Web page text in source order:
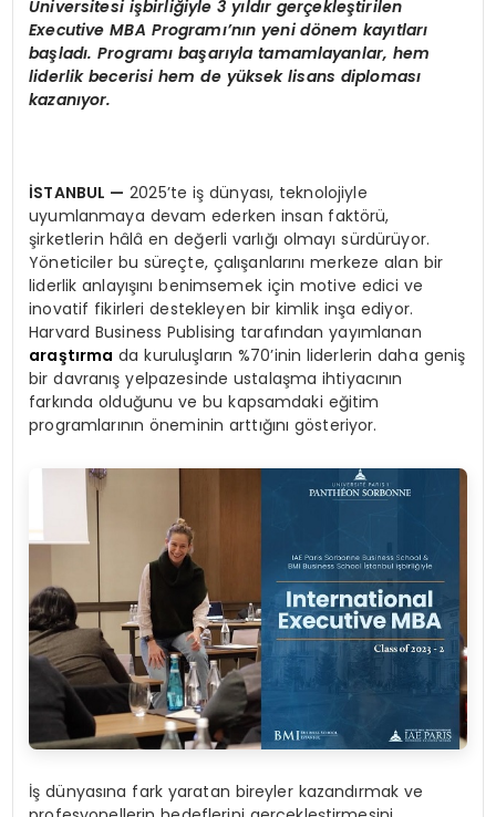
Üniversitesi işbirliğiyle 3 yıldır gerçekleştirilen
Executive MBA Programı’nın yeni dönem kayıtları
başladı. Programı başarıyla tamamlayanlar,hem
liderlik becerisi hem de yüksek lisans diploması
kazanıyor.
İSTANBUL — 2025’te iş dünyası, teknolojiyle
uyumlanmaya devam ederken insan faktörü,
şirketlerin hâlâ en değerli varlığı olmayı sürdürüyor.
Yöneticiler bu süreçte, çalışanlarını merkeze alan bir
liderlik anlayışını benimsemek için motive edici ve
inovatif fikirleri destekleyen bir kimlik inşa ediyor.
Harvard Business Publising tarafından yayımlanan
araştırma da kuruluşların %70’inin liderlerin daha geniş
bir davranış yelpazesinde ustalaşma ihtiyacının
farkında olduğunu ve bu kapsamdaki eğitim
programlarının öneminin arttığını gösteriyor.
İş dünyasına fark yaratan bireyler kazandırmak ve